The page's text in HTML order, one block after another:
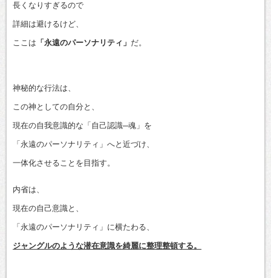
長くなりすぎるので
詳細は避けるけど、
ここは 「永遠のパーソナリティ」 だ。
神秘的な行法は、
この神としての自分と、
現在の自我意識的な「自己認識─魂」を
「永遠のパーソナリティ」へと近づけ、
一体化させることを目指す。
内省は、
現在の自己意識と、
「永遠のパーソナリティ」に横たわる、
ジャングルのような潜在意識を綺麗に整理整頓する。